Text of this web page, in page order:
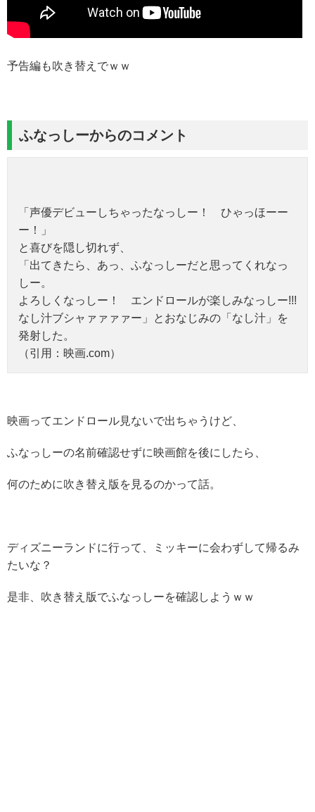
予告編も吹き替えでｗｗ
ふなっしーからのコメント
「声優デビューしちゃったなっしー！ ひゃっほーー
ー！」
と喜びを隠し切れず、
「出てきたら、あっ、ふなっしーだと思ってくれなっ
しー。
よろしくなっしー！ エンドロールが楽しみなっしー!!!
なし汁ブシャァァァァー」とおなじみの「なし汁」を
発射した。
（引用：映画.com）
映画ってエンドロール見ないで出ちゃうけど、
ふなっしーの名前確認せずに映画館を後にしたら、
何のために吹き替え版を見るのかって話。
ディズニーランドに行って、ミッキーに会わずして帰るみ
たいな？
是非、吹き替え版でふなっしーを確認しようｗｗ